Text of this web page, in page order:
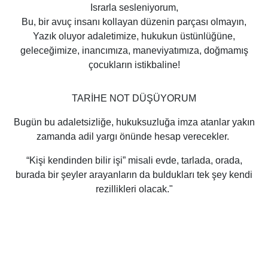
Israrla sesleniyorum,
Bu, bir avuç insanı kollayan düzenin parçası olmayın,
Yazık oluyor adaletimize, hukukun üstünlüğüne,
geleceğimize, inancımıza, maneviyatımıza, doğmamış
çocukların istikbaline!
TARİHE NOT DÜŞÜYORUM
Bugün bu adaletsizliğe, hukuksuzluğa imza atanlar yakın
zamanda adil yargı önünde hesap verecekler.
“Kişi kendinden bilir işi” misali evde, tarlada, orada,
burada bir şeyler arayanların da buldukları tek şey kendi
rezillikleri olacak."